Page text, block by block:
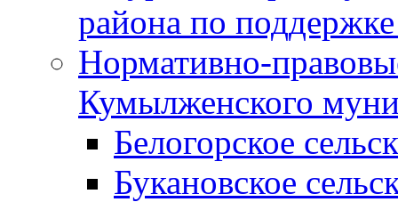
района по
Нормативно-
Кумылженского
Белогорское
Букановское